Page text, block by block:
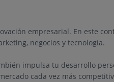
empresarial. En este
negocios y tecnología.
impulsa tu desarrollo
cada vez más